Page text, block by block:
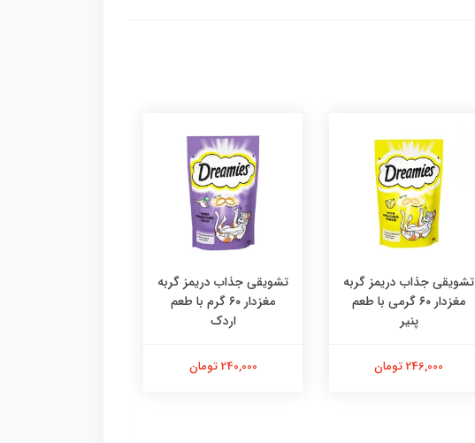
تشویقی جذاب دریمز گربه
مغزدار ۶۰ گرمی با طعم
پنیر
246,000 تومان
تشویقی جذاب دریمز گربه
مغزدار ۶۰ گرم با طعم
اردک
240,000 تومان